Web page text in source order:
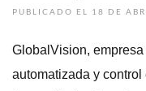
PUBLICADO EL 18 DE
GlobalVision,
automatizada y